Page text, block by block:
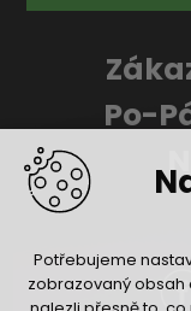
Po-
Potřebujeme
zobrazovaný